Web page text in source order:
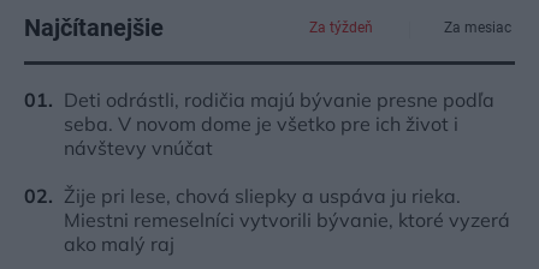
Najčítanejšie Za týždeň Za mesiac
Deti odrástli, rodičia majú bývanie presne podľa
seba. V novom dome je všetko pre ich život i
návštevy vnúčat
Žije pri lese, chová sliepky a uspáva ju rieka.
Miestni remeselníci vytvorili bývanie, ktoré vyzerá
ako malý raj